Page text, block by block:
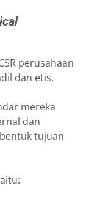
perusahaan
dan etis.
mereka
dan
tujuan